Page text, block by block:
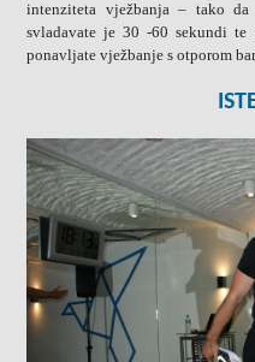
intenziteta vježbanja – tako
svladavate je 30 -60 sekundi
ponavljate vježbanje s otporom